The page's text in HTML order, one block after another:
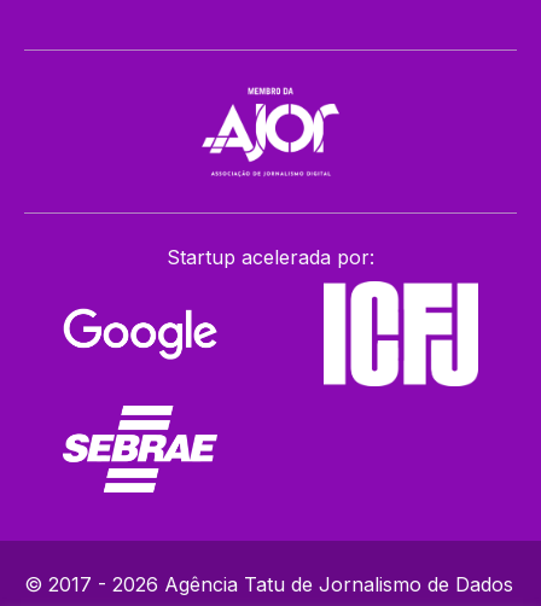
Startup acelerada por:
© 2017 - 2026 Agência Tatu de Jornalismo de Dados